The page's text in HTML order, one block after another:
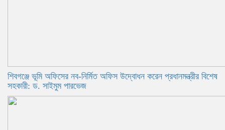
শিবগঞ্জে ভূমি অফিসের নব-নির্মিত অফিস উদ্বোধন করেন প্রধানমন্ত্রীর বিশেষ
সহকারী: ড. সাইমুম পারভেজ